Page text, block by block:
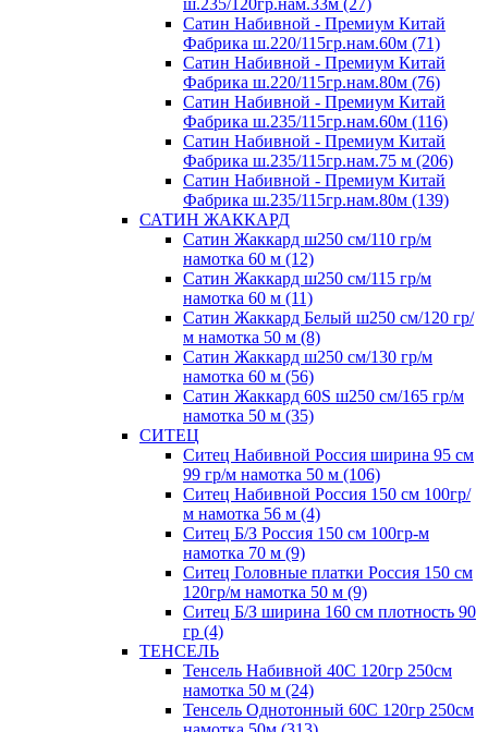
ш.235/120гр.нам.33м (27)
Сатин Набивной - Премиум Китай
Фабрика ш.220/115гр.нам.60м (71)
Сатин Набивной - Премиум Китай
Фабрика ш.220/115гр.нам.80м (76)
Сатин Набивной - Премиум Китай
Фабрика ш.235/115гр.нам.60м (116)
Сатин Набивной - Премиум Китай
Фабрика ш.235/115гр.нам.75 м (206)
Сатин Набивной - Премиум Китай
Фабрика ш.235/115гр.нам.80м (139)
САТИН ЖАККАРД
Сатин Жаккард ш250 см/110 гр/м
намотка 60 м (12)
Сатин Жаккард ш250 см/115 гр/м
намотка 60 м (11)
Сатин Жаккард Белый ш250 см/120 гр/
м намотка 50 м (8)
Сатин Жаккард ш250 см/130 гр/м
намотка 60 м (56)
Сатин Жаккард 60S ш250 см/165 гр/м
намотка 50 м (35)
СИТЕЦ
Ситец Набивной Россия ширина 95 см
99 гр/м намотка 50 м (106)
Ситец Набивной Россия 150 см 100гр/
м намотка 56 м (4)
Ситец Б/З Россия 150 см 100гр-м
намотка 70 м (9)
Ситец Головные платки Россия 150 см
120гр/м намотка 50 м (9)
Ситец Б/З ширина 160 см плотность 90
гр (4)
ТЕНСЕЛЬ
Тенсель Набивной 40С 120гр 250см
намотка 50 м (24)
Тенсель Однотонный 60С 120гр 250см